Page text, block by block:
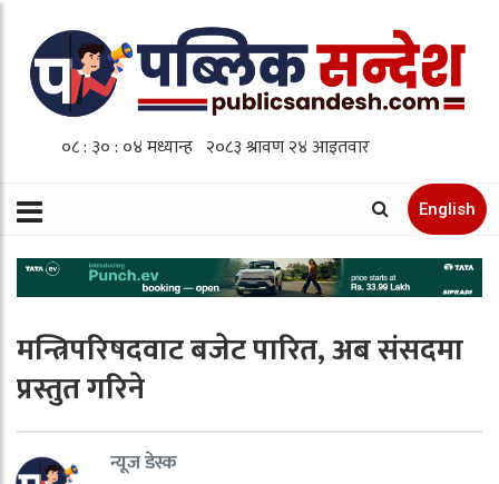
English
मन्त्रिपरिषदवाट बजेट पारित, अब संसदमा
प्रस्तुत गरिने
न्यूज डेस्क